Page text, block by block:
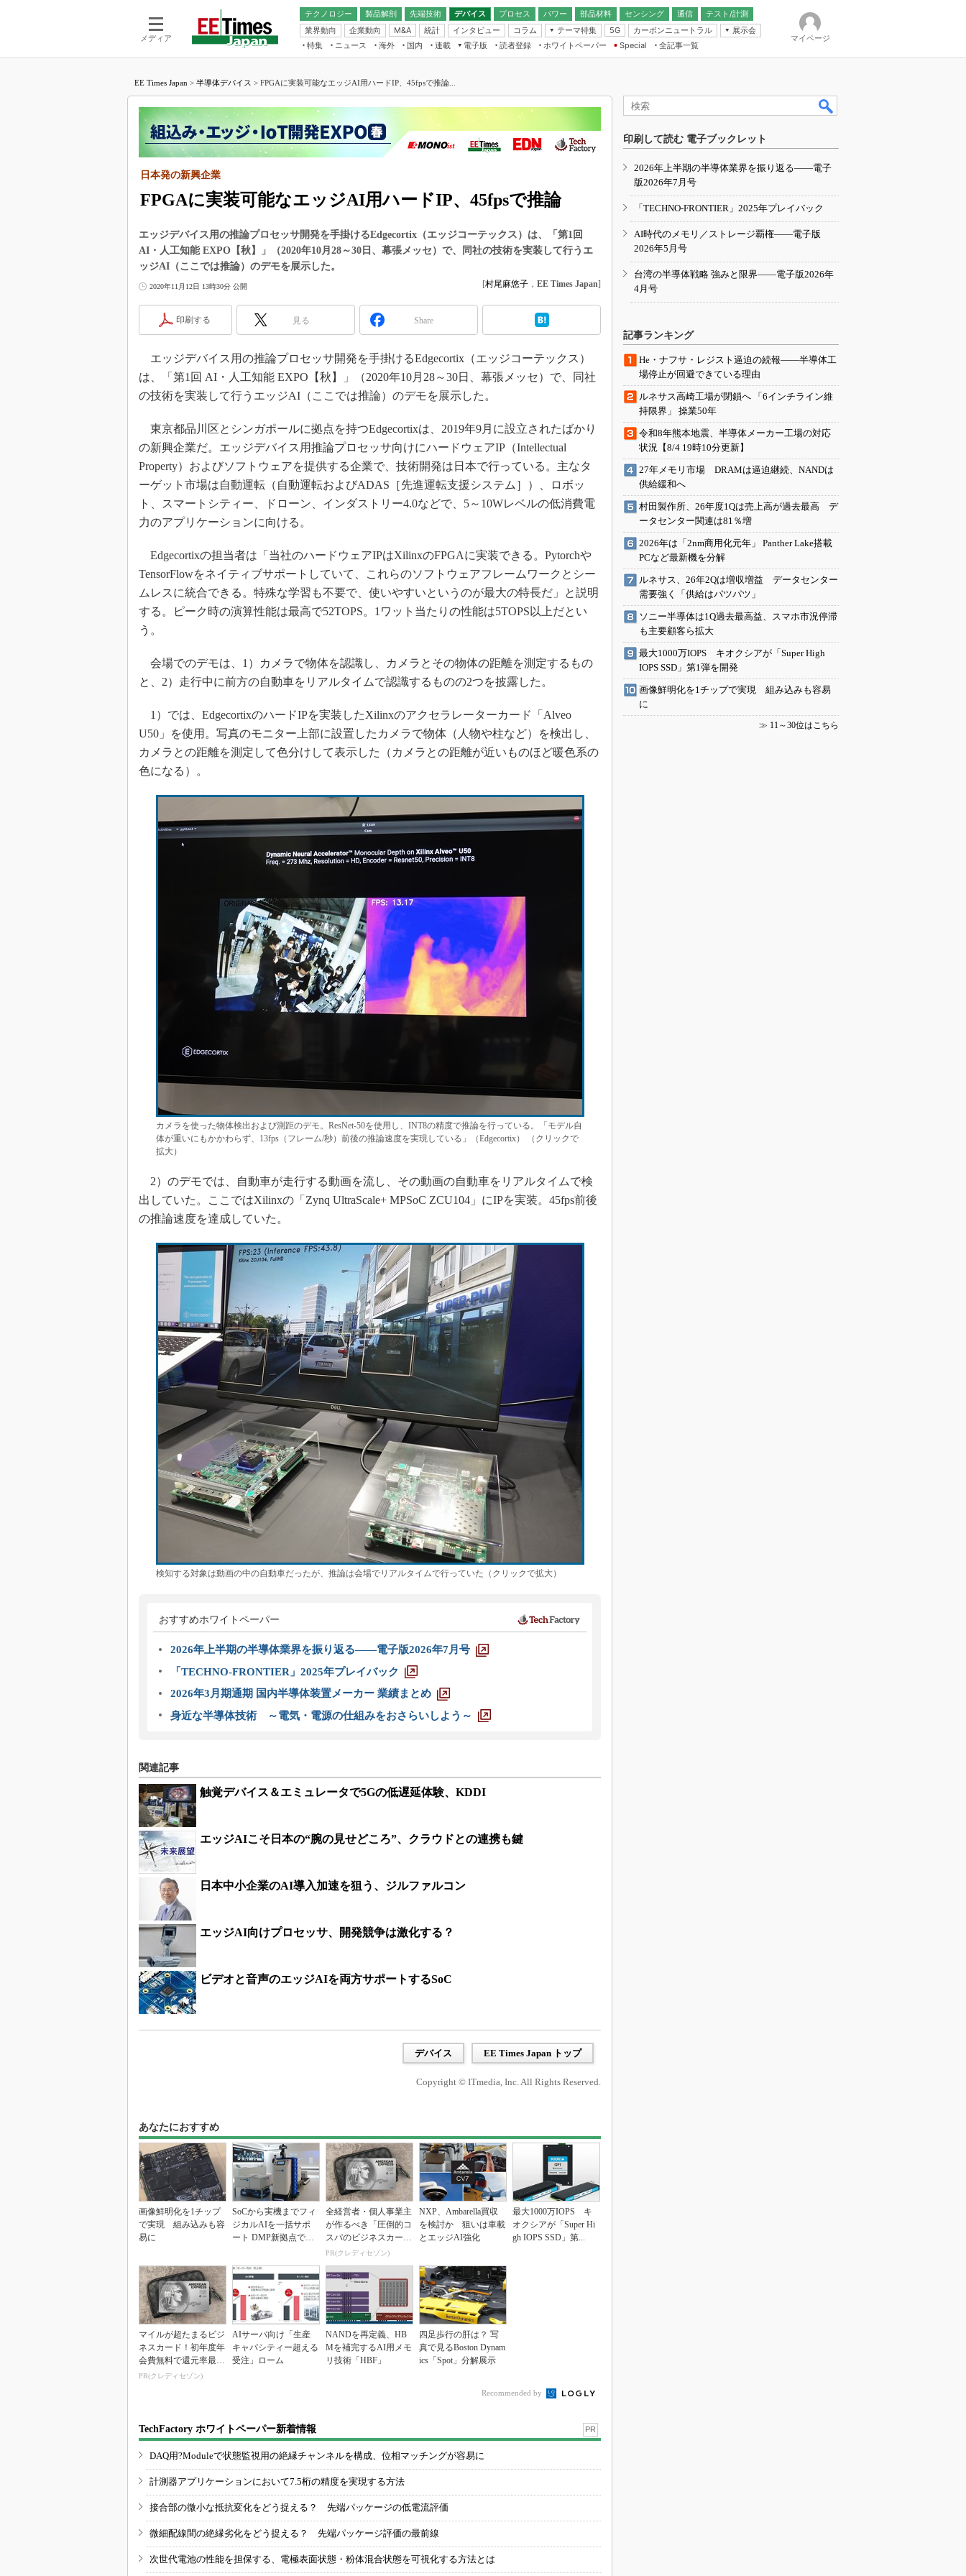
メディア
テクノロジー 製品解剖
先端技術
電池／エネルギー
デバイス
アナログ
マイコン
プロセス パワー 部品材料 センシング
通信
無線
テスト/計測
業界動向
企業動向 M&A 統計 インタビュー コラム
テーマ特集
フィジカルAI
半導体後工程
読者調査（EE Times Research）
電源設計（EDN Japan）
Japan）
5G カーボンニュートラル
展示会
IoT・エッジコンピューティング
EXPO
TECHNO-FRONTIER
人とくるま展
特集 ニュース 海外 国内
連載
福田昭のデバイス通信
湯之上隆のナノフォーカス
大山聡の業界スコープ
大原雄介のエレ・組み込みプレイバ
学漂流記
踊るバズワード ～Behind the
Buzzword
この10年で起こったこと、次の10年
製品分解で探るアジアの新トレンド
光伝送技術を知る
改革、執念の180日
イノベーションは日本を救うのか
JASA発IoT通信
IHSアナリスト「未来展望」
「英語に愛されないエンジニア」の
ための新行動論
電子版
電子ブックレット
読者登録 ホワイトペーパー
Special
全記事一覧
マイページ
EE Times Japan > 半導体デバイス > FPGAに実装可能なエッジAI用ハードIP、45fpsで推論...
FPGAに実装可能なエッジAI用ハードIP、45fpsで推論
日本発の新興企業
エッジデバイス用の推論プロセッサ開発を手掛けるEdgecortix（エッジコーテックス）は、「第1回
AI・人工知能 EXPO【秋】」（2020年10月28～30日、幕張メッセ）で、同社の技術を実装して行うエ
ッジAI（ここでは推論）のデモを展示した。
2020年11月12日 13時30分 公開 [村尾麻悠子 ， EE Times Japan]
印刷する 見る Share
エッジデバイス用の推論プロセッサ開発を手掛けるEdgecortix（エッジコーテックス）
は、「第1回 AI・人工知能 EXPO【秋】」（2020年10月28～30日、幕張メッセ）で、同社
の技術を実装して行うエッジAI（ここでは推論）のデモを展示した。
東京都品川区とシンガポールに拠点を持つEdgecortixは、2019年9月に設立されたばかり
の新興企業だ。エッジデバイス用推論プロセッサ向けにハードウェアIP（Intellectual
Property）およびソフトウェアを提供する企業で、技術開発は日本で行っている。主なタ
ーゲット市場は自動運転（自動運転およびADAS［先進運転支援システム］）、ロボッ
ト、スマートシティー、ドローン、インダストリー4.0などで、5～10Wレベルの低消費電
力のアプリケーションに向ける。
Edgecortixの担当者は「当社のハードウェアIPはXilinxのFPGAに実装できる。Pytorchや
TensorFlowをネイティブサポートしていて、これらのソフトウェアフレームワークとシー
ムレスに統合できる。特殊な学習も不要で、使いやすいというのが最大の特長だ」と説明
する。ピーク時の演算性能は最高で52TOPS。1ワット当たりの性能は5TOPS以上だとい
う。
会場でのデモは、1）カメラで物体を認識し、カメラとその物体の距離を測定するもの
と、2）走行中に前方の自動車をリアルタイムで認識するものの2つを披露した。
1）では、EdgecortixのハードIPを実装したXilinxのアクセラレーターカード「Alveo
U50」を使用。写真のモニター上部に設置したカメラで物体（人物や柱など）を検出し、
カメラとの距離を測定して色分けして表示した（カメラとの距離が近いものほど暖色系の
色になる）。
カメラを使った物体検出および測距のデモ。ResNet-50を使用し、INT8の精度で推論を行っている。「モデル自
体が重いにもかかわらず、13fps（フレーム/秒）前後の推論速度を実現している」（Edgecortix） （クリックで
拡大）
2）のデモでは、自動車が走行する動画を流し、その動画の自動車をリアルタイムで検
出していた。ここではXilinxの「Zynq UltraScale+ MPSoC ZCU104」にIPを実装。45fps前後
の推論速度を達成していた。
検知する対象は動画の中の自動車だったが、推論は会場でリアルタイムで行っていた（クリックで拡大）
おすすめホワイトペーパー
2026年上半期の半導体業界を振り返る――電子版2026年7月号
「TECHNO-FRONTIER」2025年プレイバック
2026年3月期通期 国内半導体装置メーカー 業績まとめ
身近な半導体技術 ～電気・電源の仕組みをおさらいしよう～
関連記事
触覚デバイス＆エミュレータで5Gの低遅延体験、KDDI
エッジAIこそ日本の“腕の見せどころ”、クラウドとの連携も鍵
日本中小企業のAI導入加速を狙う、ジルファルコン
エッジAI向けプロセッサ、開発競争は激化する？
ビデオと音声のエッジAIを両方サポートするSoC
デバイス EE Times Japan トップ
Copyright © ITmedia, Inc. All Rights Reserved.
あなたにおすすめ
画像鮮明化を1チップ
で実現 組み込みも容
易に
SoCから実機までフィ
ジカルAIを一括サポ
ート DMP新拠点で展
全経営者・個人事業主
が作るべき「圧倒的コ
スパのビジネスカー
ド」
PR(クレディセゾン)
NXP、Ambarella買収
を検討か 狙いは車載
とエッジAI強化
最大1000万IOPS キ
オクシアが「Super Hi
gh IOPS SSD」第...
マイルが超たまるビジ
ネスカード！初年度年
会費無料で還元率最大
1.125%
PR(クレディセゾン)
AIサーバ向け「生産
キャパシティー超える
受注」ローム
NANDを再定義、HB
Mを補完するAI用メモ
リ技術「HBF」
四足歩行の肝は？ 写
真で見るBoston Dynam
ics「Spot」分解展示
Recommended by
TechFactory ホワイトペーパー新着情報 PR
DAQ用?Moduleで状態監視用の絶縁チャンネルを構成、位相マッチングが容易に
計測器アプリケーションにおいて7.5桁の精度を実現する方法
接合部の微小な抵抗変化をどう捉える？ 先端パッケージの低電流評価
微細配線間の絶縁劣化をどう捉える？ 先端パッケージ評価の最前線
次世代電池の性能を担保する、電極表面状態・粉体混合状態を可視化する方法とは
印刷して読む 電子ブックレット
2026年上半期の半導体業界を振り返る――電子
版2026年7月号
「TECHNO-FRONTIER」2025年プレイバック
AI時代のメモリ／ストレージ覇権――電子版
2026年5月号
台湾の半導体戦略 強みと限界――電子版2026年
4月号
記事ランキング
He・ナフサ・レジスト逼迫の続報――半導体工
場停止が回避できている理由
ルネサス高崎工場が閉鎖へ 「6インチライン維
持限界」 操業50年
令和8年熊本地震、半導体メーカー工場の対応
状況【8/4 19時10分更新】
27年メモリ市場 DRAMは逼迫継続、NANDは
供給緩和へ
村田製作所、26年度1Qは売上高が過去最高 デ
ータセンター関連は81％増
2026年は「2nm商用化元年」 Panther Lake搭載
PCなど最新機を分解
ルネサス、26年2Qは増収増益 データセンター
需要強く「供給はパツパツ」
ソニー半導体は1Q過去最高益、スマホ市況停滞
も主要顧客ら拡大
最大1000万IOPS キオクシアが「Super High
IOPS SSD」第1弾を開発
画像鮮明化を1チップで実現 組み込みも容易
に
≫ 11～30位はこちら